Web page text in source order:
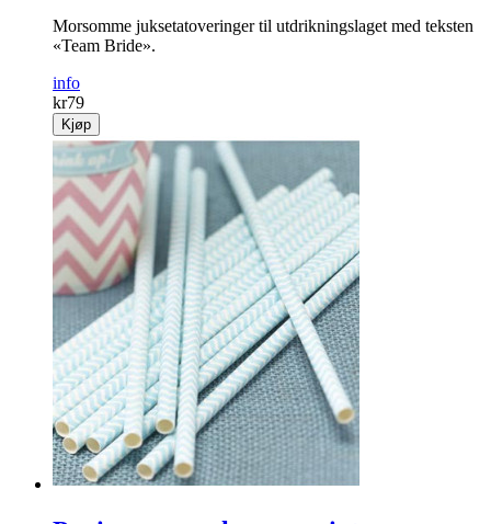
Morsomme juksetatoveringer til utdrikningslaget med teksten
«Team Bride».
info
kr79
Kjøp